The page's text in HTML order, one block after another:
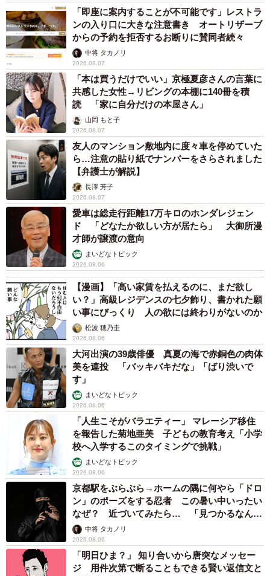
なでなで（画像提供：たまgoさん）
2023年はゆきちゃんとこんなことがしてみたい、という
抱負などありますか？と飼い主さんにたずねると「今年は
11歳になるので健康に気をつけて、元気に過ごせるように
お世話したいと思います」という答えが返ってきました。
ゆきちゃん、ご家族の愛情に包まれながら素敵な1年になり
ますように。
「即座に案内することが不可能です」レストラ
ンの入り口に大きな注意書き オートリザーブ
からの予約を拒否するお断りに賛同者続々
中将 タカノリ
2026.08.07
「本は買うだけでいい」京極夏彦さんの言葉に
共感した女性→リビングの本棚に140冊を積
読 「家に自分だけの本屋さん」
山岡 もと子
2026.08.07
友人のマンション敷地内に度々車を停めていた
ら…注意の貼り紙でナンバーをさらされました
【弁護士が解説】
長澤 芳子
2026.08.07
愛車は総走行距離17万キロのホンダレジェン
ド 「どなたか欲しい方が居たら」 大御所漫
才師が譲渡の意向
まいどなトピック
2026.08.06
【漫画】「高い家賃を払えるのに、まだ欲し
い？」高級レジデンスの七夕飾り、書かれた願
い事にびっくり 人の欲には終わりがないのか
松波 穂乃圭
2026.08.06
大河出演の39歳俳優 真夏の海で赤銅色の肉体
美を連投 「バッキバキだな」「ばり渋いで
す」
まいどなトピック
2026.08.06
「人生こそがバラエティー」 マレーシア移住
を報告した菊地亜美 子どもの教育考え「小学
校へ入学するこのタイミングで挑戦」
まいどなトピック
2026.08.06
京都駅をぶらぶら→ホームの隅に何やら「ドロ
ン」のポーズをする忍者 この暑い中いったい
なぜ？ 近づいてみたら… 「見つかるなんて
未熟」中将 タカノリ
2026.08.06
「明日ひま？」 知り合いから唐突なメッセー
ジ 用件次第で断ることもできる賢い返信文と